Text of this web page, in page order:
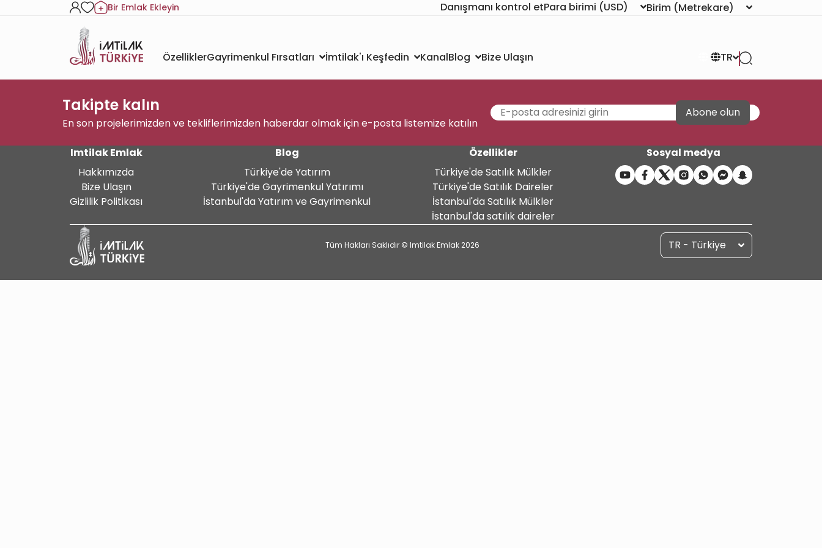
Bir Emlak Ekleyin Danışmanı kontrol etPara birimi (USD) Birim (Metrekare)
ÖzelliklerGayrimenkul Fırsatları İmtilak'ı Keşfedin KanalBlog Bize Ulaşın TR
Takipte kalın
En son projelerimizden ve tekliflerimizden haberdar olmak için e-posta listemize katılın
Abone olun
Imtilak Emlak
Hakkımızda
Bize Ulaşın
Gizlilik Politikası
Blog
Türkiye'de Yatırım
Türkiye'de Gayrimenkul Yatırımı
İstanbul'da Yatırım ve Gayrimenkul
Özellikler
Türkiye'de Satılık Mülkler
Türkiye'de Satılık Daireler
İstanbul'da Satılık Mülkler
İstanbul'da satılık daireler
Sosyal medya
Tüm Hakları Saklıdır © Imtilak Emlak 2026 TR - Türkiye